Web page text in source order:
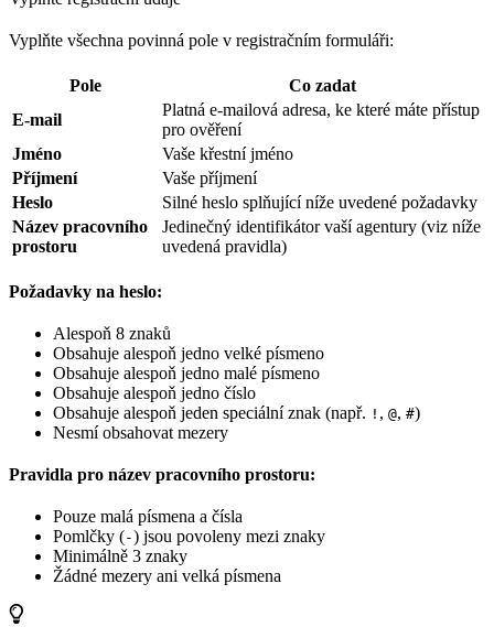
Vyplňte všechna povinná pole v registračním formuláři:
Pole
Co zadat
E-mail
Platná e-mailová adresa, ke které máte přístup
pro ověření
Jméno
Vaše křestní jméno
Příjmení
Vaše příjmení
Heslo
Silné heslo splňující níže uvedené požadavky
Název pracovního
prostoru
Jedinečný identifikátor vaší agentury (viz níže
uvedená pravidla)
Požadavky na heslo:
Alespoň 8 znaků
Obsahuje alespoň jedno velké písmeno
Obsahuje alespoň jedno malé písmeno
Obsahuje alespoň jedno číslo
Obsahuje alespoň jeden speciální znak (např. ! , @, #)
Nesmí obsahovat mezery
Pravidla pro název pracovního prostoru:
Pouze malá písmena a čísla
Pomlčky (-) jsou povoleny mezi znaky
Minimálně 3 znaky
Žádné mezery ani velká písmena